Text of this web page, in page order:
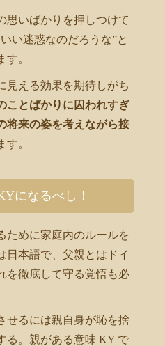
思いばかりを押しつけて
い迷惑なのだろうな”と
。
見える効果を期待しがち
ことばかりに囚われすぎ
将来の姿を考えながら接
す。
になるべし！
ために家庭内のルールを
日本語で、父親とはドイ
を徹底して守る覚悟も必
せるには親自身が恥を捨
る。親がある意味 KY で